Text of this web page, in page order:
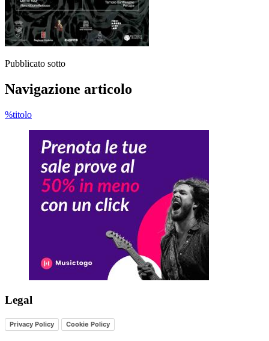
Pubblicato sotto
Navigazione articolo
%titolo
Legal
Privacy Policy Cookie Policy